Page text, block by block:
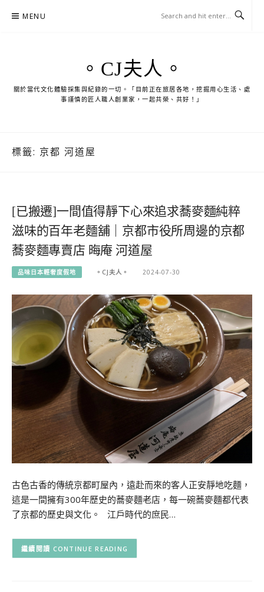
MENU
。CJ夫人。
關於當代文化體驗採集與紀錄的一切。「目前正在旅居各地，挖掘用心生活、處
事謹慎的匠人職人創業家，一起共榮、共好！」
標籤: 京都 河道屋
[已搬遷]一間值得靜下心來追求蕎麥麵純粹
滋味的百年老麵舖｜京都市役所周邊的京都
蕎麥麵專賣店 晦庵 河道屋
品味日本輕奢度假地 。CJ夫人。 2024-07-30
古色古香的傳統京都町屋內，遠赴而來的客人正安靜地吃麵，
這是一間擁有300年歷史的蕎麥麵老店，每一碗蕎麥麵都代表
了京都的歷史與文化。 江戶時代的庶民…
CONTINUE READING